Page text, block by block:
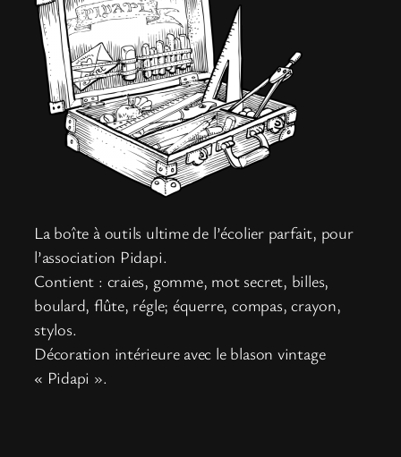
La boîte à outils ultime de l’écolier parfait, pour
l’association Pidapi.
Contient : craies, gomme, mot secret, billes,
boulard, flûte, régle; équerre, compas, crayon,
stylos.
Décoration intérieure avec le blason vintage
« Pidapi ».